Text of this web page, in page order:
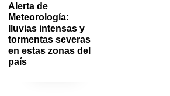
Alerta de
Meteorología:
lluvias intensas y
tormentas severas
en estas zonas del
país